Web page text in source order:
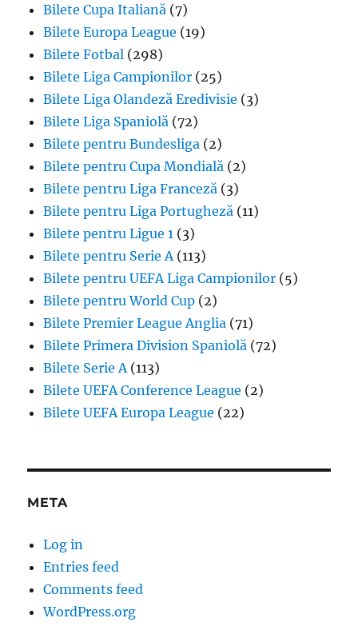
Bilete Cupa Italiană (7)
Bilete Europa League (19)
Bilete Fotbal (298)
Bilete Liga Campionilor (25)
Bilete Liga Olandeză Eredivisie (3)
Bilete Liga Spaniolă (72)
Bilete pentru Bundesliga (2)
Bilete pentru Cupa Mondială (2)
Bilete pentru Liga Franceză (3)
Bilete pentru Liga Portugheză (11)
Bilete pentru Ligue 1 (3)
Bilete pentru Serie A (113)
Bilete pentru UEFA Liga Campionilor (5)
Bilete pentru World Cup (2)
Bilete Premier League Anglia (71)
Bilete Primera Division Spaniolă (72)
Bilete Serie A (113)
Bilete UEFA Conference League (2)
Bilete UEFA Europa League (22)
META
Log in
Entries feed
Comments feed
WordPress.org